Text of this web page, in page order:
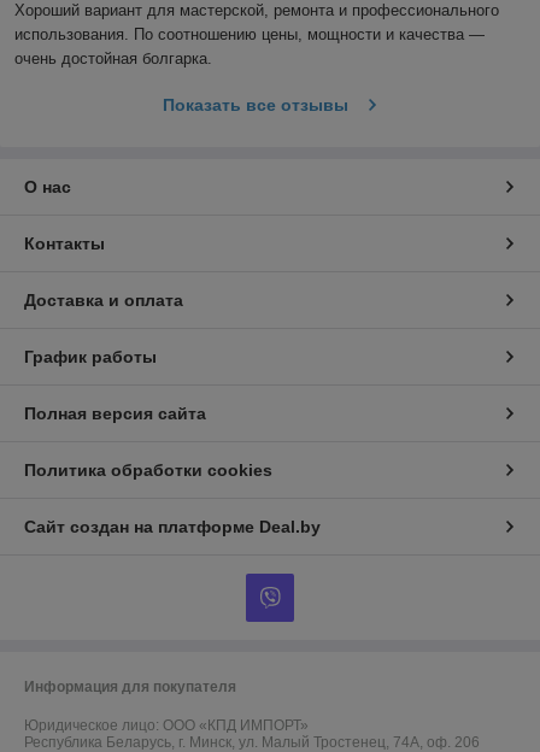
Хороший вариант для мастерской, ремонта и профессионального
использования. По соотношению цены, мощности и качества —
очень достойная болгарка.
Показать все отзывы
О нас
Контакты
Доставка и оплата
График работы
Полная версия сайта
Политика обработки cookies
Сайт создан на платформе Deal.by
Информация для покупателя
Юридическое лицо: ООО «КПД ИМПОРТ»
Республика Беларусь, г. Минск, ул. Малый Тростенец, 74А, оф. 206